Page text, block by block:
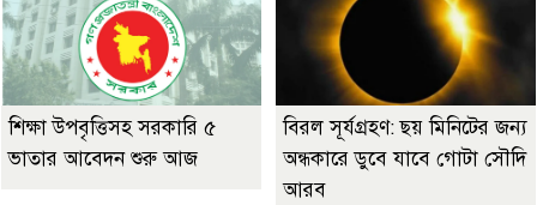
শিক্ষা উপবৃত্তিসহ সরকারি ৫
ভাতার আবেদন শুরু আজ
বিরল সূর্যগ্রহণ: ছয় মিনিটের জন্য
অন্ধকারে ডুবে যাবে গোটা সৌদি
আরব